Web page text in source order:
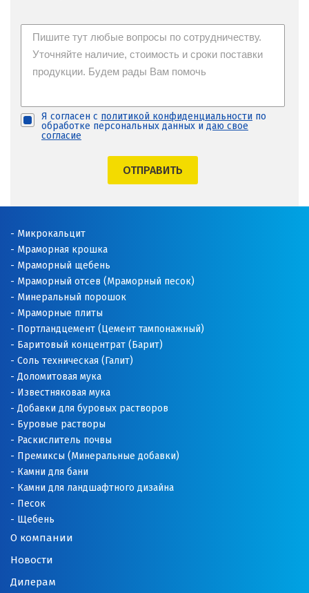
Я согласен с политикой конфиденциальности по
обработке персональных данных и даю свое
согласие
ОТПРАВИТЬ
О компании
Новости
Дилерам
Микрокальцит
Мраморная крошка
Мраморный щебень
Мраморный отсев (Мраморный песок)
Минеральный порошок
Мраморные плиты
Портландцемент (Цемент тампонажный)
Баритовый концентрат (Барит)
Соль техническая (Галит)
Доломитовая мука
Известняковая мука
Добавки для буровых растворов
Буровые растворы
Раскислитель почвы
Премиксы (Минеральные добавки)
Камни для бани
Камни для ландшафтного дизайна
Песок
Щебень